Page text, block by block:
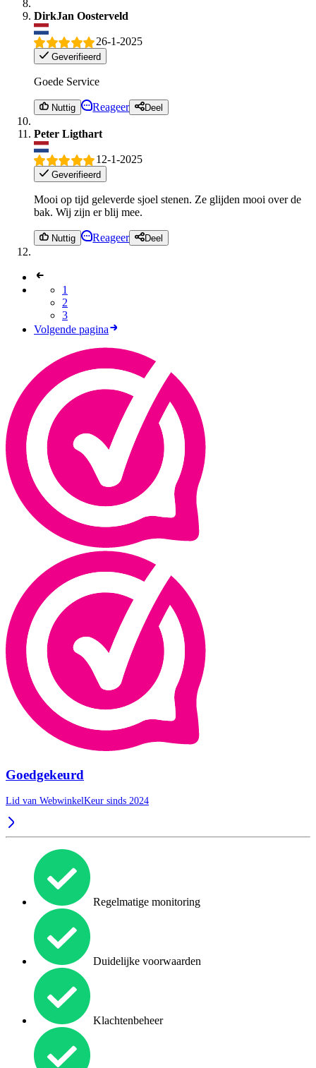
DirkJan Oosterveld
26-1-2025
Geverifieerd
Goede Service
Nuttig Reageer Deel
Peter Ligthart
12-1-2025
Geverifieerd
Mooi op tijd geleverde sjoel stenen. Ze glijden mooi over de
bak. Wij zijn er blij mee.
Nuttig Reageer Deel
1
2
3
Volgende pagina
Goedgekeurd
Lid van WebwinkelKeur sinds 2024
Regelmatige monitoring
Duidelijke voorwaarden
Klachtenbeheer